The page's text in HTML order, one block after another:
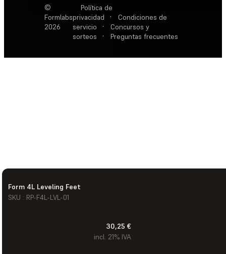
Form 4L Leveling Feet
SKU : RP-F4L-LVL-01
30,25 €
incl. 21% IVA
©
Formlabs
2026
Política de
privacidad
·
Condiciones de
servicio
·
Concursos y
sorteos
· Preguntas frecuentes